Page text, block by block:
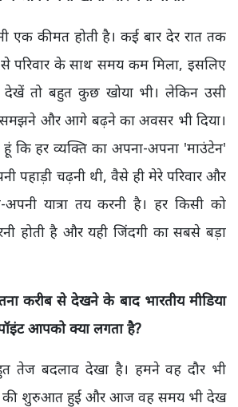
एक कीमत होती है। कई बार देर रात तक
परिवार के साथ समय कम मिला, इसलिए
तो बहुत कुछ खोया भी। लेकिन उसी
और आगे बढ़ने का अवसर भी दिया।
कि हर व्यक्ति का अपना-अपना 'माउंटेन'
पहाड़ी चढ़नी थी, वैसे ही मेरे परिवार और
यात्रा तय करनी है। हर किसी को
होती है और यही जिंदगी का सबसे बड़ा
करीब से देखने के बाद भारतीय मीडिया
आपको क्या लगता है?
तेज बदलाव देखा है। हमने वह दौर भी
की शुरुआत हुई और आज वह समय भी देख